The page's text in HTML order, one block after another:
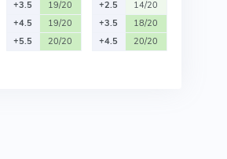
+3.5
19/20
+4.5
19/20
+5.5
20/20
+2.5
14/20
+3.5
18/20
+4.5
20/20